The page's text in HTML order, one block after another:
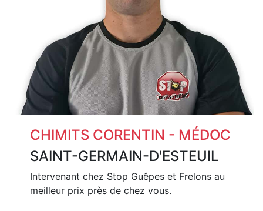
CHIMITS CORENTIN - MÉDOC
SAINT-GERMAIN-D'ESTEUIL
Intervenant chez Stop Guêpes et Frelons au
meilleur prix près de chez vous.